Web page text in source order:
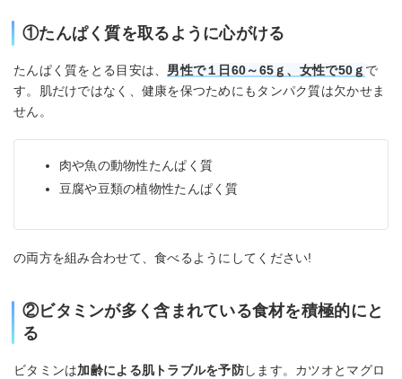
①たんぱく質を取るように心がける
たんぱく質をとる目安は、 男性で１日60～65ｇ、女性で50ｇ で
す。肌だけではなく、健康を保つためにもタンパク質は欠かせま
せん。
肉や魚の動物性たんぱく質
豆腐や豆類の植物性たんぱく質
の両方を組み合わせて、食べるようにしてください!
②ビタミンが多く含まれている食材を積極的にと
る
ビタミンは加齢による肌トラブルを予防します。カツオとマグロ